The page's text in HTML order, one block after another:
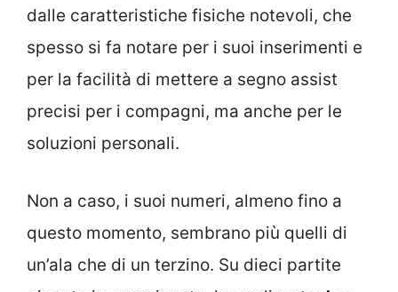
dalle caratteristiche fisiche notevoli, che
spesso si fa notare per i suoi inserimenti e
per la facilità di mettere a segno assist
precisi per i compagni, ma anche per le
soluzioni personali.
Non a caso, i suoi numeri, almeno fino a
questo momento, sembrano più quelli di
un’ala che di un terzino. Su dieci partite